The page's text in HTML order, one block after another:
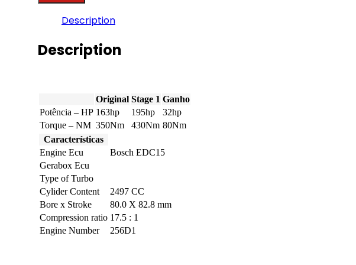
quantity
Description
Description
Original Stage 1 Ganho
Potência – HP 163hp 195hp
32hp
Torque – NM 350Nm 430Nm 80Nm
Características
Engine Ecu
Bosch EDC15
Gerabox Ecu
Type of Turbo
Cylider Content
2497 CC
Bore x Stroke
80.0 X 82.8 mm
Compression ratio 17.5 : 1
Engine Number
256D1